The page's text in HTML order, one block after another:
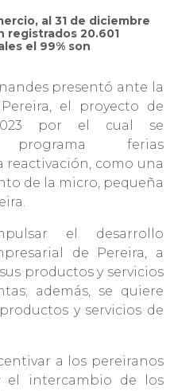
al 31 de diciembre
registrados 20.601
el 99% son
presentó ante la
el proyecto de
por el cual se
ferias
reactivación, como una
de la micro, pequeña
el desarrollo
de Pereira, a
productos y servicios
además, se quiere
y servicios de
a los pereiranos
el intercambio de los